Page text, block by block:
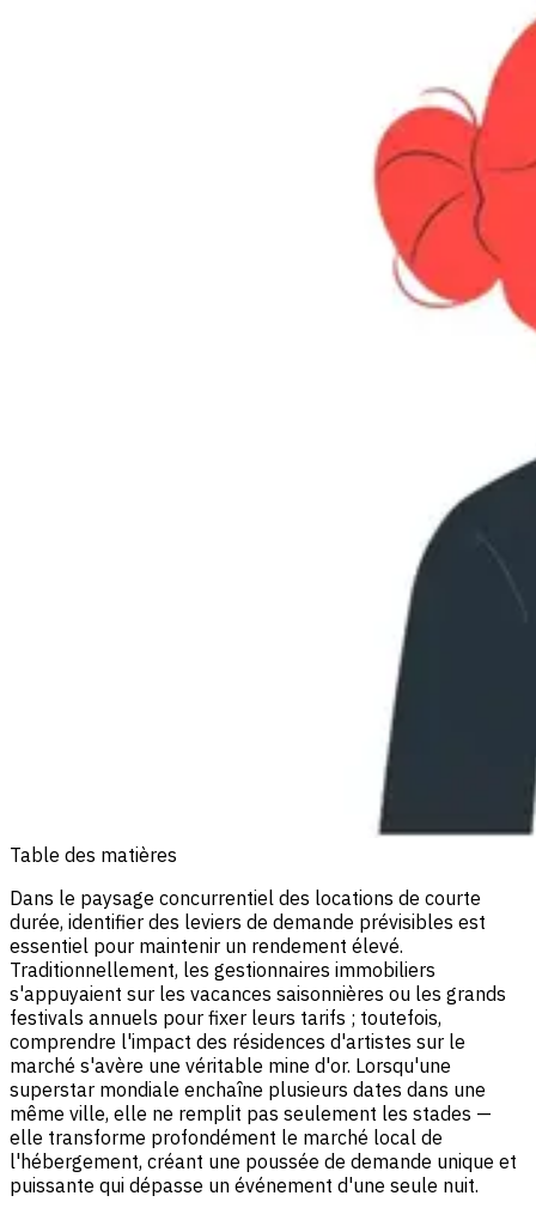
Table des matières
Dans le paysage concurrentiel des locations de courte
durée, identifier des leviers de demande prévisibles est
essentiel pour maintenir un rendement élevé.
Traditionnellement, les gestionnaires immobiliers
s'appuyaient sur les vacances saisonnières ou les grands
festivals annuels pour fixer leurs tarifs ; toutefois,
comprendre l'impact des résidences d'artistes sur le
marché s'avère une véritable mine d'or. Lorsqu'une
superstar mondiale enchaîne plusieurs dates dans une
même ville, elle ne remplit pas seulement les stades —
elle transforme profondément le marché local de
l'hébergement, créant une poussée de demande unique et
puissante qui dépasse un événement d'une seule nuit.